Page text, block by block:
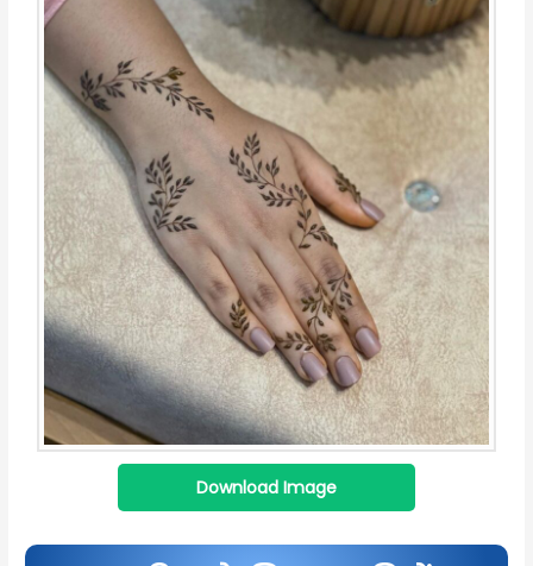
Download Image